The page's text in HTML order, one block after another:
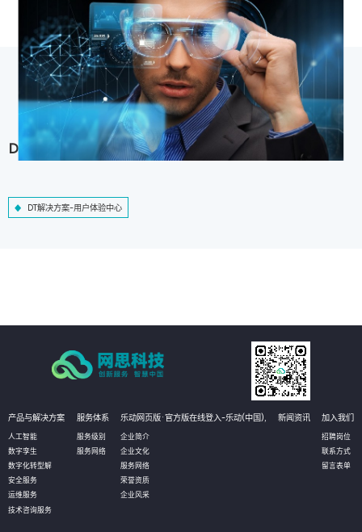
DT解决方案-用户体验中心
DT解决方案-用户体验中心
产品与解决方案
人工智能
数字孪生
数字化转型解
安全服务
运维服务
技术咨询服务
服务体系
服务级别
服务网络
乐动网页版·官方版在线登入-乐动(中国),
企业简介
企业文化
服务网络
荣誉资质
企业风采
新闻资讯 加入我们
招聘岗位
联系方式
留言表单